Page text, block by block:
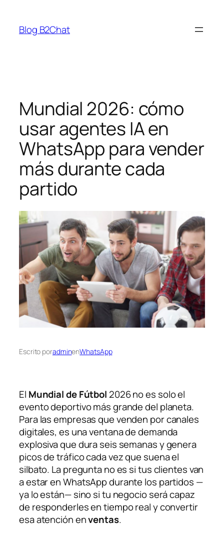
contenido
Blog B2Chat
Mundial 2026: cómo
usar agentes IA en
WhatsApp para vender
más durante cada
partido
Escrito poradminenWhatsApp
El Mundial de Fútbol 2026 no es solo el
evento deportivo más grande del planeta.
Para las empresas que venden por canales
digitales, es una ventana de demanda
explosiva que dura seis semanas y genera
picos de tráfico cada vez que suena el
silbato. La pregunta no es si tus clientes van
a estar en WhatsApp durante los partidos —
ya lo están— sino si tu negocio será capaz
de responderles en tiempo real y convertir
esa atención enventas.